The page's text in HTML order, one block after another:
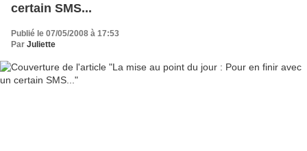
certain SMS...
Publié le 07/05/2008 à 17:53
Par Juliette